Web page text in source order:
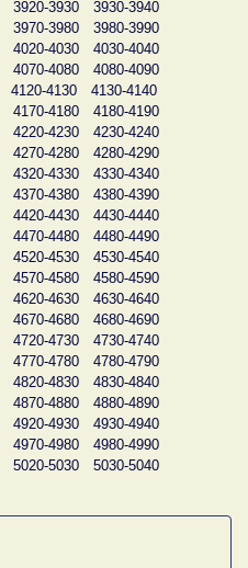
3920-3930
3930-3940
3970-3980
3980-3990
4020-4030
4030-4040
4070-4080
4080-4090
4120-4130
4130-4140
4170-4180
4180-4190
4220-4230
4230-4240
4270-4280
4280-4290
4320-4330
4330-4340
4370-4380
4380-4390
4420-4430
4430-4440
4470-4480
4480-4490
4520-4530
4530-4540
4570-4580
4580-4590
4620-4630
4630-4640
4670-4680
4680-4690
4720-4730
4730-4740
4770-4780
4780-4790
4820-4830
4830-4840
4870-4880
4880-4890
4920-4930
4930-4940
4970-4980
4980-4990
5020-5030
5030-5040